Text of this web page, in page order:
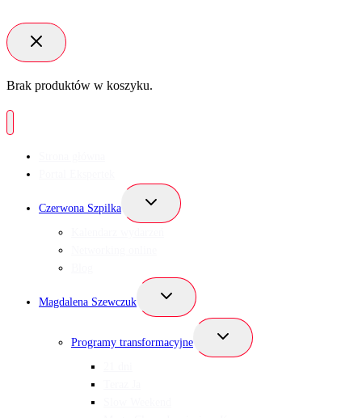
Brak produktów w koszyku.
Czerwona Szpilka
Przełącz
podrzędne
Magdalena Szewczuk
Przełącz
podrzędne
Programy transformacyjne
Przełącz
podrzędne